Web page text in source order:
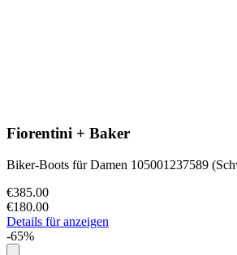
Fiorentini + Baker
Biker-Boots für Damen 105001237589
€385.00
€180.00
Details für anzeigen
-65%